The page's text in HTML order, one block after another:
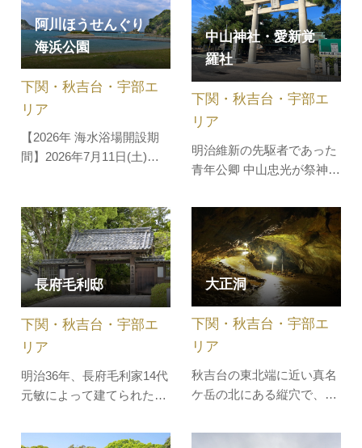
星群を観察しよう!!今年は
新月なのでばっちりペルセ
ウス座流星群が見えそうで
す～望遠鏡キットを作成、
または望遠鏡を持参される
方へ～望…
す。バーベキューも可能な
絶景ビーチスポットです。
阿川ほうせんぐり
海浜公園
【2026年 海水浴場開設期
間】2026年7月11日(土)～8
場。湾内の地形で波が穏や
かなため、小さなお子様連
れのご家族にも安心してお
楽しみいただけます。水の
透明度が高く、広々とした
トイ…
下関・秋吉台・宇部エ
リア
中山神社・愛新覚
羅社
明治維新の先駆者であった
青年公卿 中山忠光が祭神で
あたり、幕末の動乱期に急
進派の青年公卿として活躍
しましたが、元治元年
（1864）12月、20歳の時に
凶徒に襲われ、暗殺されま
した。境内には彼のお墓と
ともに、中国清朝最後の皇
帝、宣統帝…
下関・秋吉台・宇部エ
リア
長府毛利邸
明治36年、長府毛利家14代
元敏によって建てられた邸
しても使われたところで
下関・秋吉台・宇部エ
リア
大正洞
秋吉台の東北端に近い真名
ケ岳の北にある縦穴で、連
立体的な石灰洞。昔は牛隠
下関・秋吉台・宇部エ
リア